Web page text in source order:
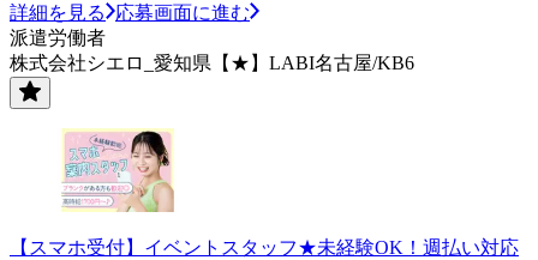
詳細を見る
応募画面に進む
派遣労働者
株式会社シエロ_愛知県【★】LABI名古屋/KB6
【スマホ受付】イベントスタッフ★未経験OK！週払い対応